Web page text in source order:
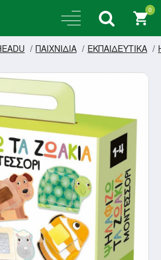
0
ΠΑΙΧΝΙΔΙΑ ΕΚΠΑΙΔΕΥΤΙΚΑ